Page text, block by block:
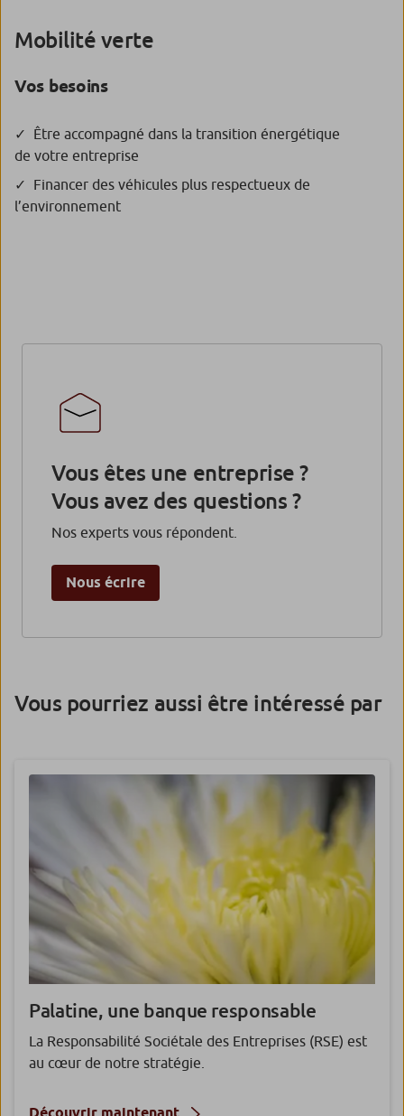
Mobilité verte
Vos besoins
Être accompagné dans la transition énergétique
de votre entreprise
Financer des véhicules plus respectueux de
l’environnement
Vous êtes une entreprise ?
Vous avez des questions ?
Nos experts vous répondent.
Nous écrire
Vous pourriez aussi être intéressé par
Palatine, une banque responsable
La Responsabilité Sociétale des Entreprises (RSE) est
au cœur de notre stratégie.
Découvrir maintenant